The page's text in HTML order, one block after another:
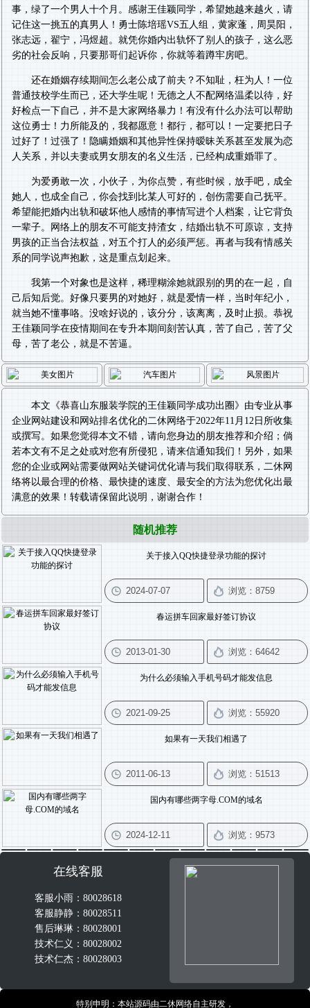
事，绿了一个男人十个月。感谢王佳颖同学，希望她越来越火，请
记住这一挑五的真男人！勇士陈培瑶VS五人组，黄家蓬，周昊阳，
张志远，翟宁，冯煜超。就凭你婚内出轨怀了别人的孩子，这么恶
劣的社会反响，只要那哥们起诉你，你就等着蹲牢房吧。
还在婚姻存续期间怎么老公成了前夫？不知耻，枉为人！一位
普通技校学生而已，还大学生呢！无德之人不配网络温柔以待，好
好检点一下自己，并不是大家网络暴力！有没有什么办法可以帮助
这位勇士！力所能及的，我都愿意！都行，都可以！一定要把日子
过好了！过强了！隐瞒婚姻和其他异性保持暧昧关系甚至发展为恋
人关系，并以夫妻或男女朋友的名义生活，已经构成重婚罪了。
为爱勇敢一次，小伙子，为你点赞，有些时候，放手吧，成全
她人，也成全自己，你会找到比某人可好的，创伤需要自己抚平。
希望能把婚内出轨和破坏他人感情的事情写进个人档案，让它背负
一辈子。网络上的朋友不可能支持渣女，结婚出轨不可原谅，支持
男孩的正当合法权益，对五个打人的必须严惩。再者与我有情感关
系的同学说声抱歉，这是重点划起来。
我第一个对象也是这样，稀理糊涂她就跟别的男的在一起，自
己后知后觉。好像只要男的对她好，就是爱情一样，当时年纪小，
就当她不懂事咯。没啥好说的，该分分，该离离，及时止损。恭祝
王佳颖同学在疫情期间在专升本期间刻苦认真，苦了自己，苦了父
母，苦了老公，就是不苦逼。
本文《恭喜山东服装学院的王佳颖同学成功出圈 》由专业从事
企业网站建设和 网站排名优化的二休网络于2022年11月12日所收集
或撰写。如果您觉得本文不错，请向您身边的朋友推荐和介绍；倘
若本文有不足之处或对您有所侵犯，请来信通知我们！另外，如果
您的企业或网站需要做网站关键词优化请与我们取得联系，二休网
络将以最合理的价格、最快捷的速度、最安全的方法为您优化出最
满意的效果！转载请保留此说明，谢谢合作！
随机推荐
关于接入QQ快捷登录功能的探讨
春运拼车回家最好签订协议
为什么必须输入手机号码才能发信息
如果有一天我们相遇了
国内有哪些两字母.COM的域名
在线客服
客服小雨：80028618
客服静静：80028511
售后琳琳：80028001
技术仁义：80028002
技术仁杰：80028003
特别申明：本站源码由二休网络自主研发，